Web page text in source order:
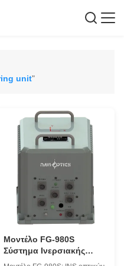
unit"
Μοντέλο FG-980S
Σύστημα Ινερσιακής
Ναυσιπλοΐας υψηλής